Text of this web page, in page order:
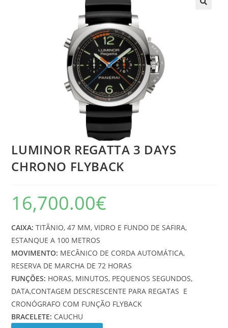
LUMINOR REGATTA 3 DAYS
CHRONO FLYBACK
16,700.00€
CAIXA: TITÂNIO, 47 MM, VIDRO E FUNDO DE SAFIRA,
ESTANQUE A 100 METROS
MOVIMENTO: MECÂNICO DE CORDA AUTOMÁTICA,
RESERVA DE MARCHA DE 72 HORAS
FUNÇÕES: HORAS, MINUTOS, PEQUENOS SEGUNDOS,
DATA,CONTAGEM DESCRESCENTE PARA REGATAS E
CRONÓGRAFO COM FUNÇÃO FLYBACK
BRACELETE: CAUCHU